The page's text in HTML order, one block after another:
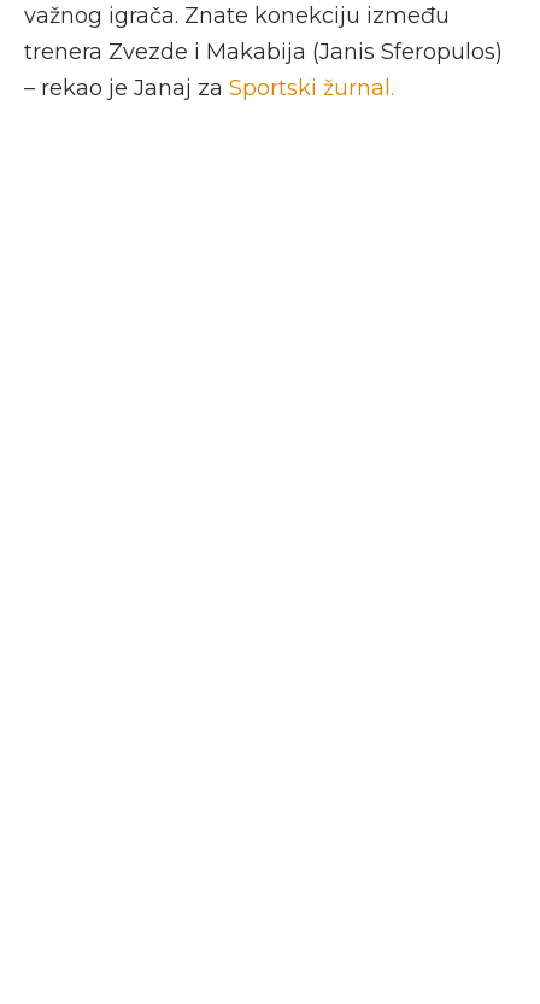
važnog igrača. Znate konekciju između
trenera Zvezde i Makabija (Janis Sferopulos)
– rekao je Janaj za Sportski žurnal.